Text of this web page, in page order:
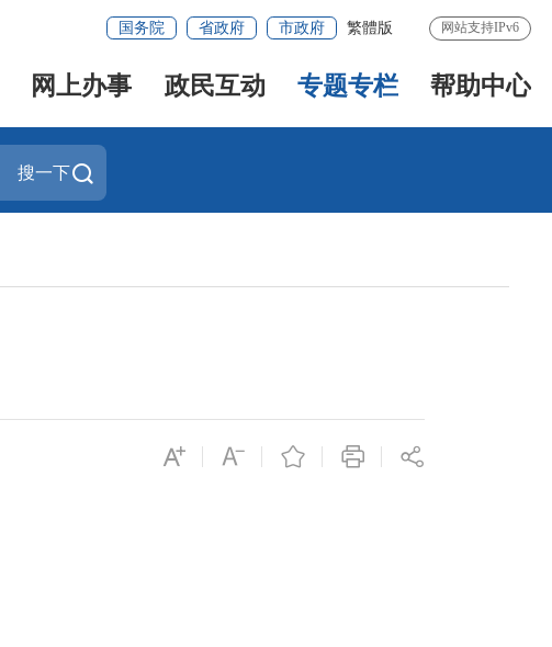
国务院 省政府 市政府 繁體版 网站支持IPv6
网上办事 政民互动 专题专栏 帮助中心
搜一下